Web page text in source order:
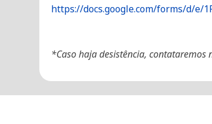
https://docs.google.com/forms/d/e/
*Caso haja desistência, contataremos